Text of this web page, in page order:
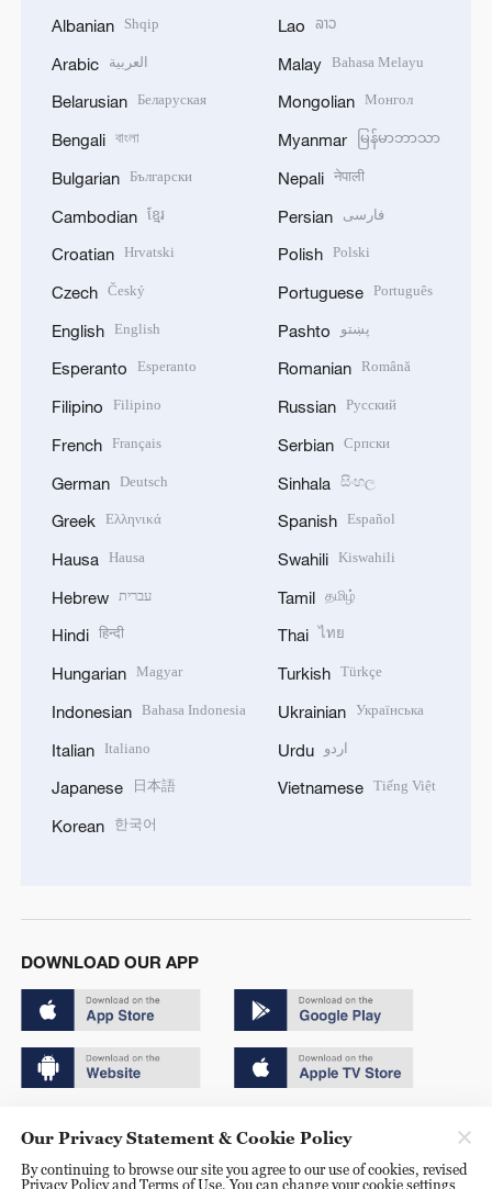
Albanian Shqip
Arabic العربية
Belarusian Беларуская
Bengali বাংলা
Bulgarian Български
Cambodian ខ្មែរ
Croatian Hrvatski
Czech Český
English English
Esperanto Esperanto
Filipino Filipino
French Français
German Deutsch
Greek Ελληνικά
Hausa Hausa
Hebrew עברית
Hindi हिन्दी
Hungarian Magyar
Indonesian Bahasa Indonesia
Italian Italiano
Japanese 日本語
Korean 한국어
Lao ລາວ
Malay Bahasa Melayu
Mongolian Монгол
Myanmar မြန်မာဘာသာ
Nepali नेपाली
Persian فارسی
Polish Polski
Portuguese Português
Pashto پښتو
Romanian Română
Russian Русский
Serbian Српски
Sinhala සිංහල
Spanish Español
Swahili Kiswahili
Tamil தமிழ்
Thai ไทย
Turkish Türkçe
Ukrainian Українська
Urdu اردو
Vietnamese Tiếng Việt
DOWNLOAD OUR APP
京ICP备20000184号
Our Privacy Statement & Cookie Policy
By continuing to browse our site you agree to our use of cookies, revised
Privacy Policy and Terms of Use. You can change your cookie settings